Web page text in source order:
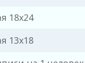
18х24
13х18